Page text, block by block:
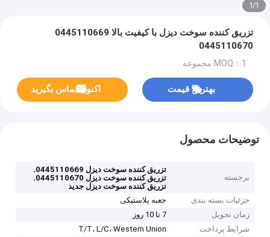
1
/
1
تزریق کننده سوخت دیزل با کیفیت بالا 0445110669
0445110670
MOQ：1 مجموعه
بهترین قیمت اکنون تماس بگیرید
توضیحات محصول
برجسته
تزریق کننده سوخت دیزل 0445110669
,
تزریق کننده سوخت دیزل 0445110670
,
تزریق کننده سوخت دیزل جدید
جزئیات بسته بندی
جعبه پلاستیکی
زمان تحویل
7 تا 10 روز
شرایط پرداخت
T/T، L/C، Western Union